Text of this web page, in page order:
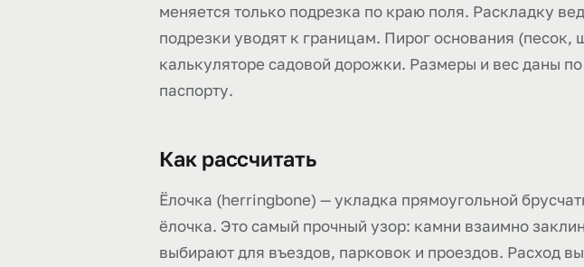
меняется только подрезка по краю поля. Раскладку
подрезки уводят к границам. Пирог основания (песок,
калькуляторе садовой дорожки. Размеры и вес даны
паспорту.
Как рассчитать
Ёлочка (herringbone) — укладка прямоугольной
ёлочка. Это самый прочный узор: камни взаимно
выбирают для въездов, парковок и проездов. Расход